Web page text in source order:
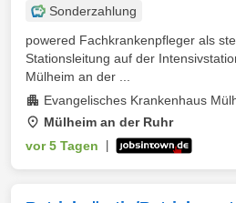
Sonderzahlung
powered Fachkrankenpfleger als
Stationsleitung auf der
Mülheim an der ...
Evangelisches Krankenhaus
Mülheim an der Ruhr
vor 5 Tagen